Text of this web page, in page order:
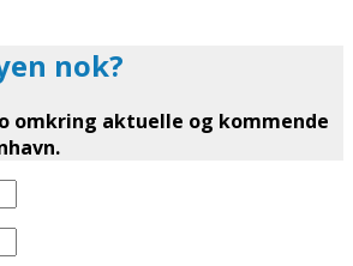
nok?
omkring aktuelle og kommende